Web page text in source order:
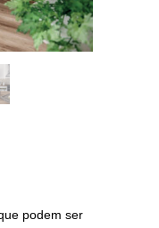
podem ser